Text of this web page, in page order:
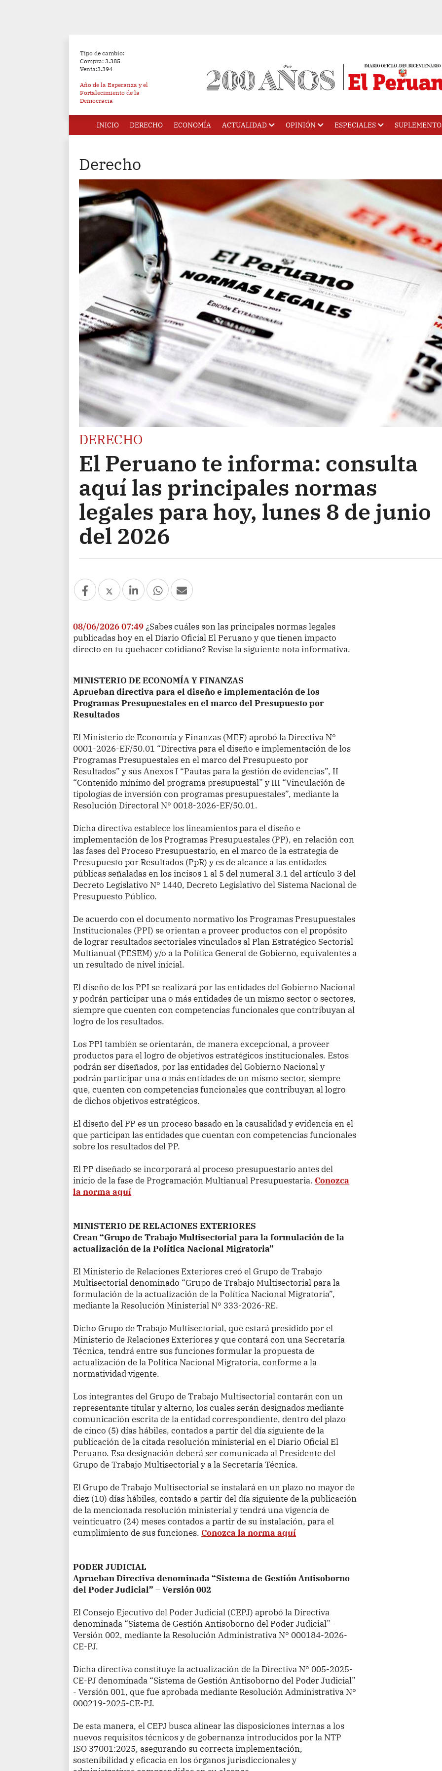
Tipo de cambio:
Compra: 3.385
Venta:3.394
Año de la Esperanza y el
Fortalecimiento de la
Democracia
INICIO DERECHO ECONOMÍA ACTUALIDAD OPINIÓN ESPECIALES
Derecho
DERECHO
El Peruano te informa: consulta
aquí las principales normas
legales para hoy, lunes 8 de junio
del 2026
08/06/2026 07:49¿Sabes cuáles son las principales normas legales
publicadas hoy en el Diario Oficial El Peruano y que tienen impacto
directo en tu quehacer cotidiano? Revise la siguiente nota informativa.
MINISTERIO DE ECONOMÍA Y FINANZAS
Aprueban directiva para el diseño e implementación de los
Programas Presupuestales en el marco del Presupuesto por
Resultados
El Ministerio de Economía y Finanzas (MEF) aprobó la Directiva N°
0001-2026-EF/50.01 “Directiva para el diseño e implementación de los
Programas Presupuestales en el marco del Presupuesto por
Resultados” y sus Anexos I “Pautas para la gestión de evidencias”, II
“Contenido mínimo del programa presupuestal” y III “Vinculación de
tipologías de inversión con programas presupuestales”, mediante la
Resolución Directoral N° 0018-2026-EF/50.01.
Dicha directiva establece los lineamientos para el diseño e
implementación de los Programas Presupuestales (PP), en relación con
las fases del Proceso Presupuestario, en el marco de la estrategia de
Presupuesto por Resultados (PpR) y es de alcance a las entidades
públicas señaladas en los incisos 1 al 5 del numeral 3.1 del artículo 3 del
Decreto Legislativo N° 1440, Decreto Legislativo del Sistema Nacional de
Presupuesto Público.
De acuerdo con el documento normativo los Programas Presupuestales
Institucionales (PPI) se orientan a proveer productos con el propósito
de lograr resultados sectoriales vinculados al Plan Estratégico Sectorial
Multianual (PESEM) y/o a la Política General de Gobierno, equivalentes a
un resultado de nivel inicial.
El diseño de los PPI se realizará por las entidades del Gobierno Nacional
y podrán participar una o más entidades de un mismo sector o sectores,
siempre que cuenten con competencias funcionales que contribuyan al
logro de los resultados.
Los PPI también se orientarán, de manera excepcional, a proveer
productos para el logro de objetivos estratégicos institucionales. Estos
podrán ser diseñados, por las entidades del Gobierno Nacional y
podrán participar una o más entidades de un mismo sector, siempre
que, cuenten con competencias funcionales que contribuyan al logro
de dichos objetivos estratégicos.
El diseño del PP es un proceso basado en la causalidad y evidencia en el
que participan las entidades que cuentan con competencias funcionales
sobre los resultados del PP.
El PP diseñado se incorporará al proceso presupuestario antes del
inicio de la fase de Programación Multianual Presupuestaria. Conozca
la norma aquí
MINISTERIO DE RELACIONES EXTERIORES
Crean “Grupo de Trabajo Multisectorial para la formulación de la
actualización de la Política Nacional Migratoria”
El Ministerio de Relaciones Exteriores creó elGrupo de Trabajo
Multisectorial denominado “Grupo de Trabajo Multisectorial para la
formulación de la actualización de la Política Nacional Migratoria”,
mediante la Resolución Ministerial N° 333-2026-RE.
Dicho Grupo de Trabajo Multisectorial, que estará presidido por el
Ministerio de Relaciones Exteriores y que contará con una Secretaría
Técnica, tendrá entre sus funciones formularla propuesta de
actualización de la Política Nacional Migratoria, conforme a la
normatividad vigente.
Los integrantes del Grupo de Trabajo Multisectorial contarán con un
representante titular y alterno, los cuales serán designados mediante
comunicación escrita de la entidad correspondiente, dentro del plazo
de cinco (5) días hábiles, contados a partir del día siguiente de la
publicación de la citada resolución ministerial en el Diario Oficial El
Peruano. Esa designación deberá ser comunicada al Presidente del
Grupo de Trabajo Multisectorial y a la Secretaría Técnica.
El Grupo de Trabajo Multisectorial se instalará en un plazo no mayor de
diez (10) días hábiles, contado a partir del día siguiente de la publicación
de la mencionada resolución ministerial y tendráuna vigencia de
veinticuatro (24) meses contados a partir de su instalación, para el
cumplimiento de sus funciones. Conozca la norma aquí
PODER JUDICIAL
Aprueban Directiva denominada “Sistema de Gestión Antisoborno
del Poder Judicial” – Versión 002
El Consejo Ejecutivo del Poder Judicial (CEPJ) aprobóla Directiva
denominada “Sistema de Gestión Antisoborno del Poder Judicial” -
Versión 002, mediante la Resolución Administrativa N° 000184-2026-
CE-PJ.
Dicha directiva constituye la actualización dela Directiva N° 005-2025-
CE-PJ denominada “Sistema de Gestión Antisoborno del Poder Judicial”
- Versión 001, que fue aprobada mediante Resolución Administrativa N°
000219-2025-CE-PJ.
De esta manera, el CEPJ busca alinear las disposiciones internas a los
nuevos requisitos técnicos y de gobernanza introducidos por la NTP
ISO 37001:2025, asegurando su correcta implementación,
sostenibilidad y eficacia en los órganos jurisdiccionales y